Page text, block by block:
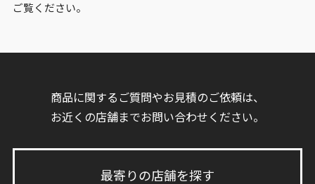
ご覧ください。
商品に関するご質問やお見積のご依頼は、
お近くの店舗までお問い合わせください。
最寄りの店舗を探す